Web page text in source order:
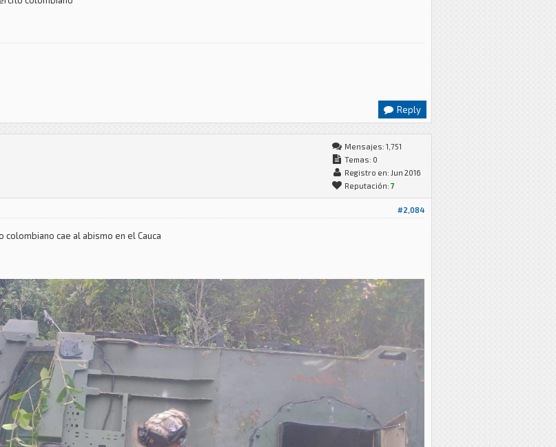
Reply
Mensajes: 1,751
Temas: 0
Registro en: Jun 2016
Reputación: 7
#2,084
cae al abismo en el Cauca